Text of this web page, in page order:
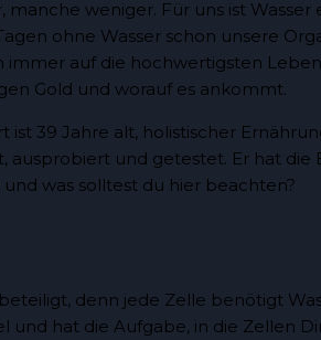
weniger. Für uns ist
ohne Wasser schon unsere
immer auf die hochwertigsten
Gold und worauf es ankommt.
39 Jahre alt, holistischer
ausprobiert und getestet. Er hat
was solltest du hier beachten?
denn jede Zelle benötigt
hat die Aufgabe, in die Zellen